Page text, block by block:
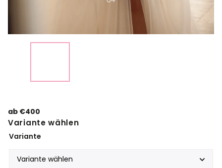
ab €400
Variante wählen
Variante